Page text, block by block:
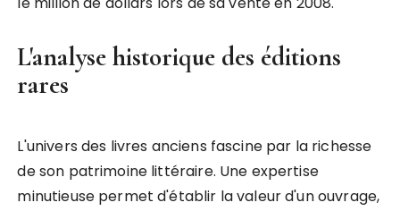
L'analyse historique des éditions
rares
L'univers des livres anciens fascine par la richesse
de son patrimoine littéraire. Une expertise
minutieuse permet d'établir la valeur d'un ouvrage,